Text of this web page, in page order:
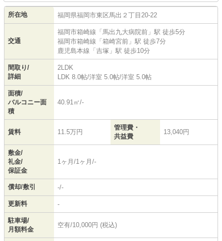
所在地 福岡県福岡市東区馬出 ２丁目20-22
交通
福岡市箱崎線 「馬出九大病院前 」駅 徒歩5分
福岡市箱崎線 「箱崎宮前 」駅 徒歩7分
鹿児島本線 「吉塚 」駅 徒歩10分
間取り/
詳細
2LDK
LDK 8.0帖/洋室 5.0帖/洋室 5.0帖
面積/
バルコニー面
積
40.91㎡/-
賃料 11.5万円
管理費・
共益費
13,040円
敷金/
礼金/
保証金
1ヶ月/1ヶ月/-
償却/敷引 -/-
更新料 -
駐車場/
月額料金
空有/10,000円 (税込)